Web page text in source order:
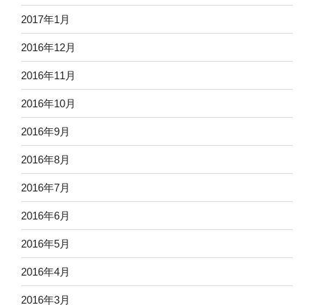
2017年1月
2016年12月
2016年11月
2016年10月
2016年9月
2016年8月
2016年7月
2016年6月
2016年5月
2016年4月
2016年3月